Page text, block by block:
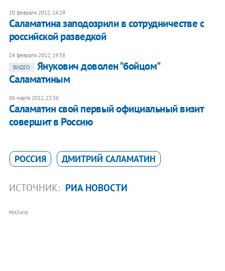
10 февраля 2012, 14:29
Саламатина заподозрили в сотрудничестве с
российской разведкой
24 февраля 2012, 19:58
ВИДЕО
Янукович доволен "бойцом"
Саламатиным
06 марта 2012, 22:36
Саламатин свой первый официальный визит
совершит в Россию
РОССИЯ ДМИТРИЙ САЛАМАТИН
ИСТОЧНИК: РИА НОВОСТИ
РЕКЛАМА